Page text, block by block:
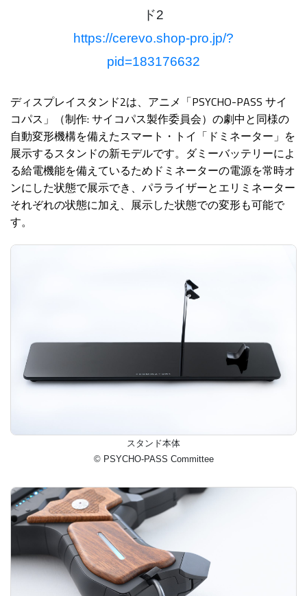
ド2
https://cerevo.shop-pro.jp/?
pid=183176632
ディスプレイスタンド2は、アニメ「PSYCHO-PASS サイ
コパス」（制作: サイコパス製作委員会）の劇中と同様の
自動変形機構を備えたスマート・トイ「ドミネーター」を
展示するスタンドの新モデルです。ダミーバッテリーによ
る給電機能を備えているためドミネーターの電源を常時オ
ンにした状態で展示でき、パラライザーとエリミネーター
それぞれの状態に加え、展示した状態での変形も可能で
す。
スタンド本体
© PSYCHO-PASS Committee